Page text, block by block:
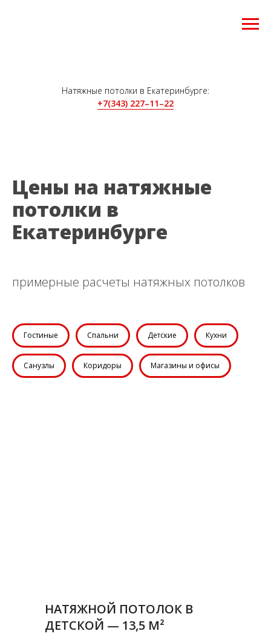
Натяжные потолки в Екатеринбурге:
+7(343) 227–11–22
Цены на натяжные
потолки в
Екатеринбурге
примерные расчеты натяжных потолков
Гостиные Спальни Детские Кухни
Санузлы Коридоры Магазины и офисы
НАТЯЖНОЙ ПОТОЛОК В
ДЕТСКОЙ — 13,5 М²